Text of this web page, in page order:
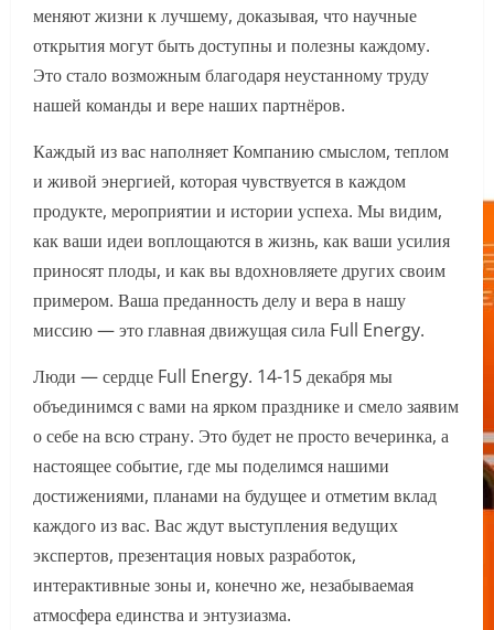
меняют жизни к лучшему, доказывая, что научные
открытия могут быть доступны и полезны каждому.
Это стало возможным благодаря неустанному труду
нашей команды и вере наших партнёров.
Каждый из вас наполняет Компанию смыслом, теплом
и живой энергией, которая чувствуется в каждом
продукте, мероприятии и истории успеха. Мы видим,
как ваши идеи воплощаются в жизнь, как ваши усилия
приносят плоды, и как вы вдохновляете других своим
примером. Ваша преданность делу и вера в нашу
миссию — это главная движущая сила Full Energy.
Люди — сердце Full Energy. 14-15 декабря мы
объединимся с вами на ярком празднике и смело заявим
о себе на всю страну. Это будет не просто вечеринка, а
настоящее событие, где мы поделимся нашими
достижениями, планами на будущее и отметим вклад
каждого из вас. Вас ждут выступления ведущих
экспертов, презентация новых разработок,
интерактивные зоны и, конечно же, незабываемая
атмосфера единства и энтузиазма.